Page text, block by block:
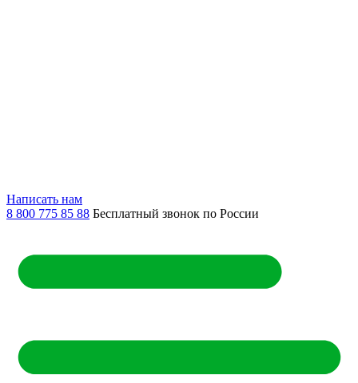
Написать нам
8 800 775 85 88 Бесплатный звонок по России